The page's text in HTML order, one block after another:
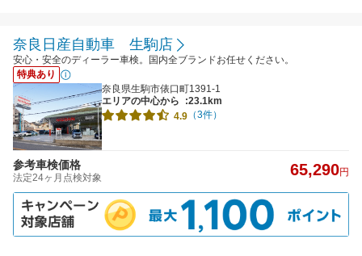
奈良日産自動車 生駒店
安心・安全のディーラー車検。国内全ブランドお任せください。
特典あり
奈良県生駒市俵口町1391-1
エリアの中心から
:23.1km
4.9 （3件）
参考車検価格
法定24ヶ月点検対象 65,290円